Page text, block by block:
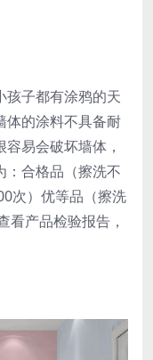
孩子都有涂鸦的天
体的涂料不具备耐
易会破坏墙体，
：合格品（擦洗不
次）优等品（擦洗
看产品检验报告，